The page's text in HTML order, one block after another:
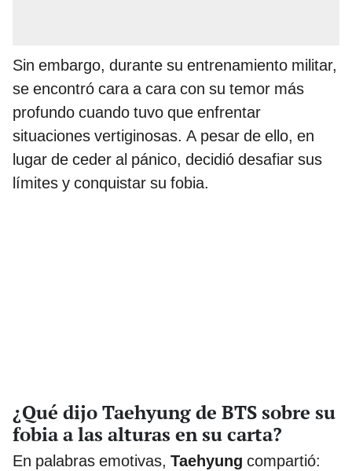
Sin embargo, durante su entrenamiento militar,
se encontró cara a cara con su temor más
profundo cuando tuvo que enfrentar
situaciones vertiginosas. A pesar de ello, en
lugar de ceder al pánico, decidió desafiar sus
límites y conquistar su fobia.
¿Qué dijo Taehyung de BTS sobre su
fobia a las alturas en su carta?
En palabras emotivas, Taehyung compartió: